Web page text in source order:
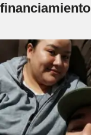
financiamiento